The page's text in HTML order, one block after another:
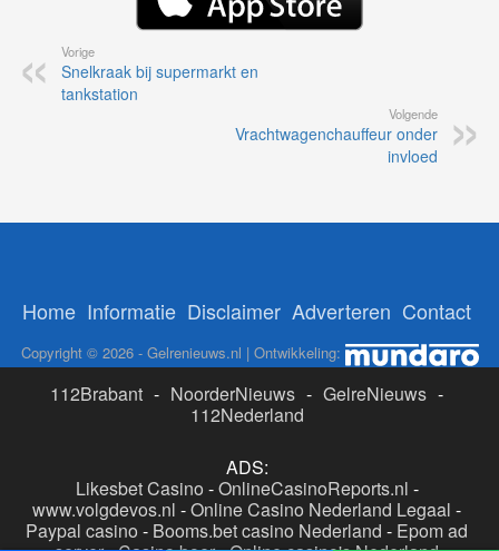
Vorige
Snelkraak bij supermarkt en
tankstation
Volgende
Vrachtwagenchauffeur onder
invloed
Home Informatie Disclaimer Adverteren Contact
Copyright © 2026 - Gelrenieuws.nl | Ontwikkeling:
112Brabant - NoorderNieuws - GelreNieuws -
112Nederland
ADS:
Likesbet Casino -OnlineCasinoReports.nl -
www.volgdevos.nl -Online Casino Nederland Legaal -
Paypal casino - Booms.bet casino Nederland - Epom ad